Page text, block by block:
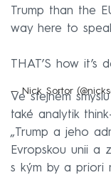
Trump than the
way here to
THAT’S how it’s
— Nick Sortor
Ve stejném
také analytik
„Trump a jeho
Evropskou unii a
s kým by a priori